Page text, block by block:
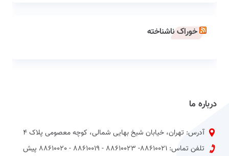
خوراک ناشناخته
درباره ما
آدرس: تهران، خیابان شیخ بهایی شمالی، کوچه معصومی پلاک 4
تلفن تماس: 88610021- 88610023 - 88610019 - 88610020 پیش